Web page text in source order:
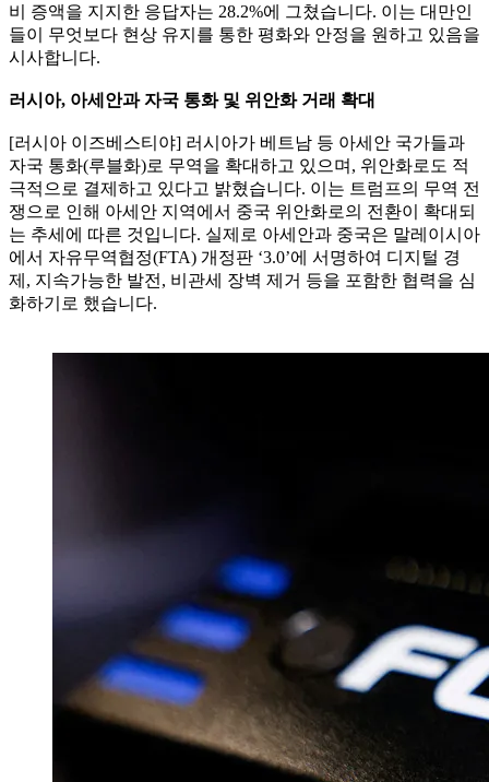
비 증액을 지지한 응답자는 28.2%에 그쳤습니다. 이는 대만인
들이 무엇보다 현상 유지를 통한 평화와 안정을 원하고 있음을
시사합니다.
러시아, 아세안과 자국 통화 및 위안화 거래 확대
[러시아 이즈베스티야] 러시아가 베트남 등 아세안 국가들과
자국 통화(루블화)로 무역을 확대하고 있으며, 위안화로도 적
극적으로 결제하고 있다고 밝혔습니다. 이는 트럼프의 무역 전
쟁으로 인해 아세안 지역에서 중국 위안화로의 전환이 확대되
는 추세에 따른 것입니다. 실제로 아세안과 중국은 말레이시아
에서 자유무역협정(FTA) 개정판 ‘3.0’에 서명하여 디지털 경
제, 지속가능한 발전, 비관세 장벽 제거 등을 포함한 협력을 심
화하기로 했습니다.